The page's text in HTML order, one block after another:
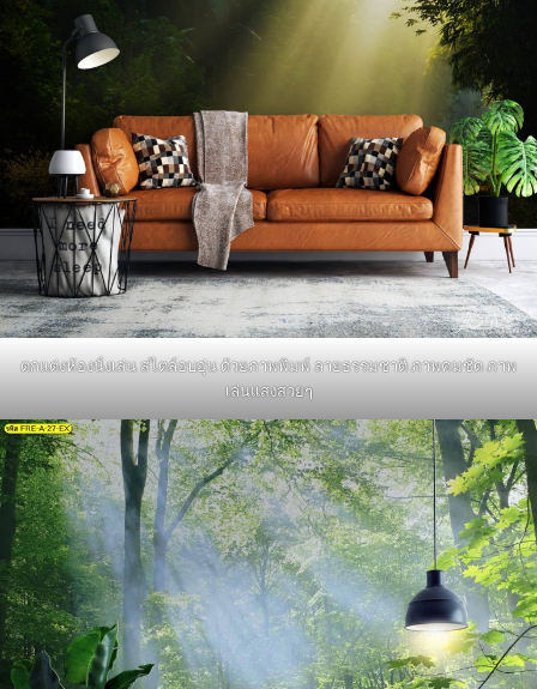
ตกแต่งห้องนั่งเล่น สไตล์อบอุ่น ด้วยภาพพิมพ์ ลายธรรมชาติ ภาพคมชัด ภาพ
เล่นแสงสวยๆ